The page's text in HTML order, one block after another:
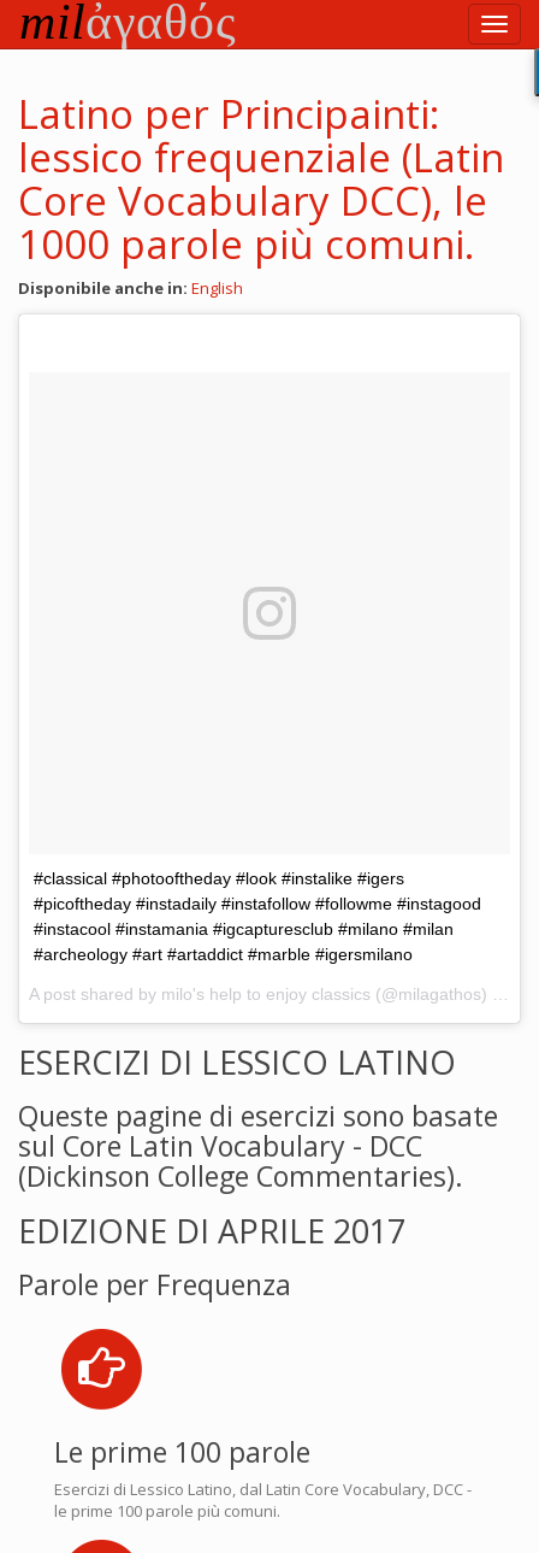
testo
Latino per Principainti:
lessico frequenziale (Latin
Core Vocabulary DCC), le
1000 parole più comuni.
Disponibile anche in: English
#classical #photooftheday #look #instalike #igers
#picoftheday #instadaily #instafollow #followme #instagood
#instacool #instamania #igcapturesclub #milano #milan
#archeology #art #artaddict #marble #igersmilano
ESERCIZI DI LESSICO LATINO
Queste pagine di esercizi sono basate
sul Core Latin Vocabulary - DCC
(Dickinson College Commentaries).
EDIZIONE DI APRILE 2017
Parole per Frequenza
Le prime 100 parole
Esercizi di Lessico Latino, dal Latin Core Vocabulary, DCC -
le prime 100 parole più comuni.